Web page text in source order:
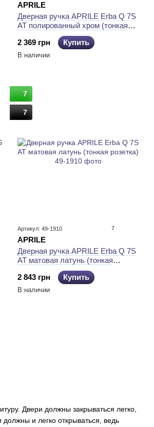
Двери должны закрываться легко,
и легко открываться, ведь
APRILE
Дверная ручка APRILE Erba Q 7S
AT полированный хром (тонкая
2 369 грн
Купить
В наличии
7
7
Артикул: 49-1910 7
APRILE
Дверная ручка APRILE Erba Q 7S
AT матовая латунь (тонкая
2 843 грн
Купить
В наличии